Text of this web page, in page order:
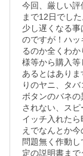
今回、厳しい
まで12日でし
少し遅くなる
のですが！ハ
るのか全くわ
様等から購入
あるとはあり
りのヤニ、タ
ボタンのバネ
されない、ス
イッチ入れた
えでなんとか
問題無く作動
定の説明書ま